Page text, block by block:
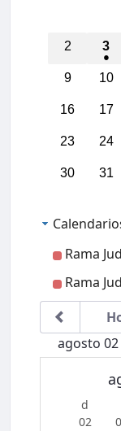
2 3
9 10
16 17
23 24
30 31
Rama
Rama
agosto
02
04:00
08:00